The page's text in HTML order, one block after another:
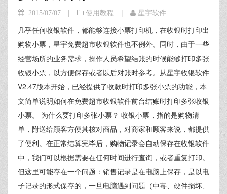
2015/07/07 | 使用教程 | 星宇软件
几乎任何收银软件，都能够连接小票打印机，在收银时打印出
购物小票，星宇免费超市收银软件也不例外。同时，由于一些
经营场所的业务需求，操作人员希望结账的时候能够打印多张
收银小票，以方便保存或者以后对账时参考。从星宇收银软件
V2.47版本开始，已经提供了收款时打印多张小票的功能，本
文简单说明如何在免费超市收银软件前台结账时打印多张收银
小票。 为什么要打印多张小票？ 收银小票，指的是购物清
单，附送给顾客方便其核对商品，对商家和顾客来说，都提供
了便利。在正常结算完毕后，购物记录会自动保存在收银软件
中，我们可以根据需要在任何时间进行查询，或者重复打印。
但这里可能存在一个问题：销售记录是在电脑上保存，是以电
子记录的形式保存的，一旦电脑遇到问题（中毒、硬件损坏、